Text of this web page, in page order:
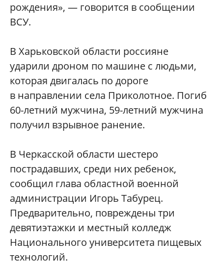
рождения», — говорится в сообщении
ВСУ.
В Харьковской области россияне
ударили дроном по машине с людьми,
которая двигалась по дороге
в направлении села Приколотное. Погиб
60-летний мужчина, 59-летний мужчина
получил взрывное ранение.
В Черкасской области шестеро
пострадавших, среди них ребенок,
сообщил глава областной военной
администрации Игорь Табурец.
Предварительно, повреждены три
девятиэтажки и местный колледж
Национального университета пищевых
технологий.